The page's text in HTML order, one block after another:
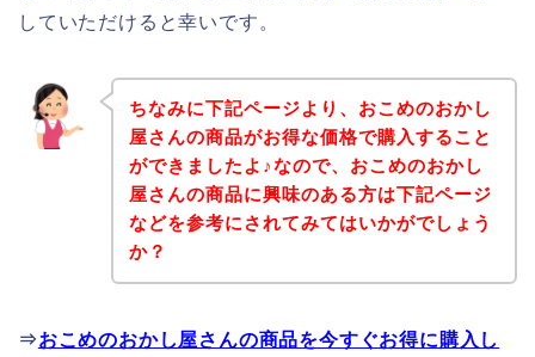
していただけると幸いです。
ちなみに下記ページより、おこめのおかし
屋さんの商品がお得な価格で購入すること
ができましたよ♪なので、おこめのおかし
屋さんの商品に興味のある方は下記ページ
などを参考にされてみてはいかがでしょう
か？
⇒おこめのおかし屋さんの商品を今すぐお得に購入し